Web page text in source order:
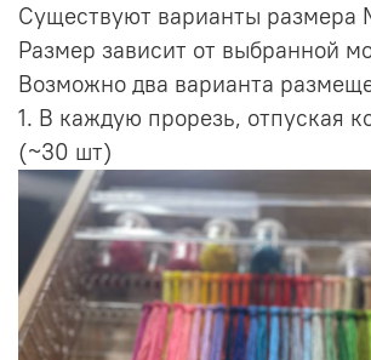
Существуют варианты размера
Размер зависит от выбранной
Возможно два варианта
1. В каждую прорезь, отпуская
(~30 шт)